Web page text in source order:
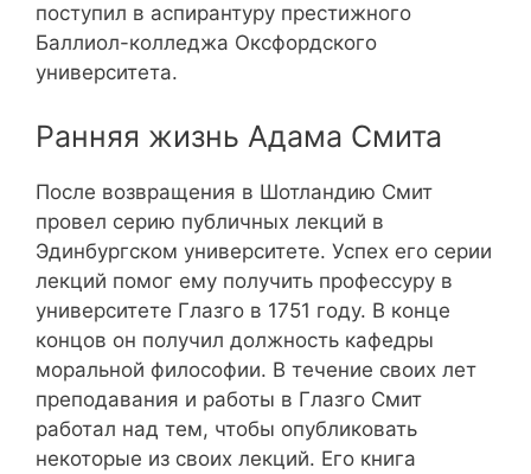
поступил в аспирантуру престижного
Баллиол-колледжа Оксфордского
университета.
Ранняя жизнь Адама Смита
После возвращения в Шотландию Смит
провел серию публичных лекций в
Эдинбургском университете. Успех его серии
лекций помог ему получить профессуру в
университете Глазго в 1751 году. В конце
концов он получил должность кафедры
моральной философии. В течение своих лет
преподавания и работы в Глазго Смит
работал над тем, чтобы опубликовать
некоторые из своих лекций. Его книга